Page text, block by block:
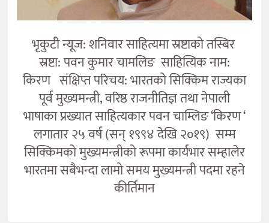
भृकुटी न्यूज: शनिवार साहित्यमा स्रष्टाको तस्बिर
स्रष्टा: पवन कुमार चामलिङ साहित्यिक नाम:
किरण संक्षिप्त परिचय: भारतको सिक्किम राज्यका
पूर्व मुख्यमन्त्री, वरिष्ठ राजनीतिज्ञ तथा नेपाली
भाषाका प्रख्यात साहित्यकार पवन चाम्लिङ ‘किरण ‘
लगातार २५ वर्ष (सन् १९९४ देखि २०१९) सम्म
सिक्किमको मुख्यमन्त्रीको रूपमा कार्यभार सम्हालेर
भारतमा सबैभन्दा लामो समय मुख्यमन्त्री पदमा रहने
कीर्तिमान